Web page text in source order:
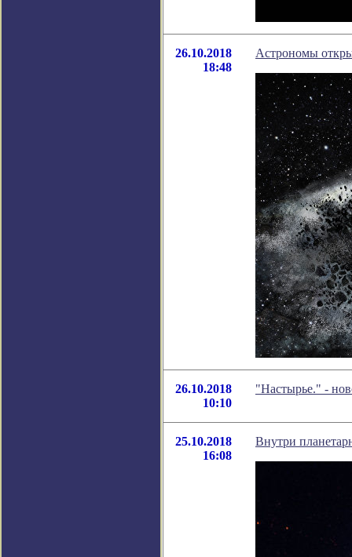
26.10.2018
18:48
Астрономы
26.10.2018
10:10
"Настырье." -
25.10.2018
16:08
Внутри